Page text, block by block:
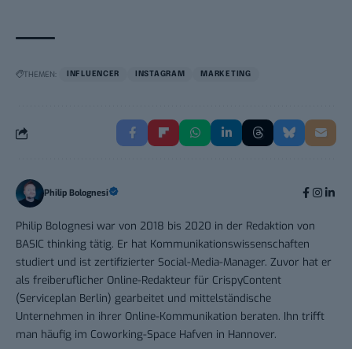
THEMEN: INFLUENCER INSTAGRAM MARKETING
Philip Bolognesi
Philip Bolognesi war von 2018 bis 2020 in der Redaktion von
BASIC thinking tätig. Er hat Kommunikationswissenschaften
studiert und ist zertifizierter Social-Media-Manager. Zuvor hat er
als freiberuflicher Online-Redakteur für CrispyContent
(Serviceplan Berlin) gearbeitet und mittelständische
Unternehmen in ihrer Online-Kommunikation beraten. Ihn trifft
man häufig im Coworking-Space Hafven in Hannover.